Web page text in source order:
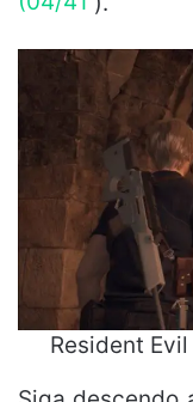
Resident